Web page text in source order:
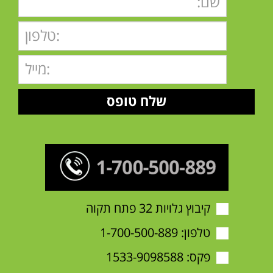
קיבוץ גלויות 32 פתח תקוה
טלפון:1-700-500-889
פקס: 1533-9098588